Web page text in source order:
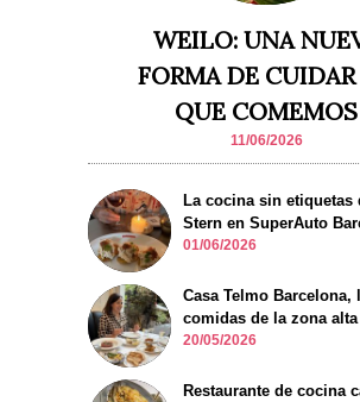
WEILO: UNA
FORMA DE
QUE COMEMOS
11/06/2026
La cocina sin etiquetas
Stern en SuperAuto
01/06/2026
Casa Telmo Barcelona,
comidas de la zona alta
20/05/2026
Restaurante de cocina